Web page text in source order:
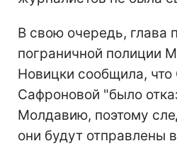
В свою очередь, глава
пограничной полиции
Новицки сообщила,
Сафроновой "было
Молдавию, поэтому
они будут отправлены